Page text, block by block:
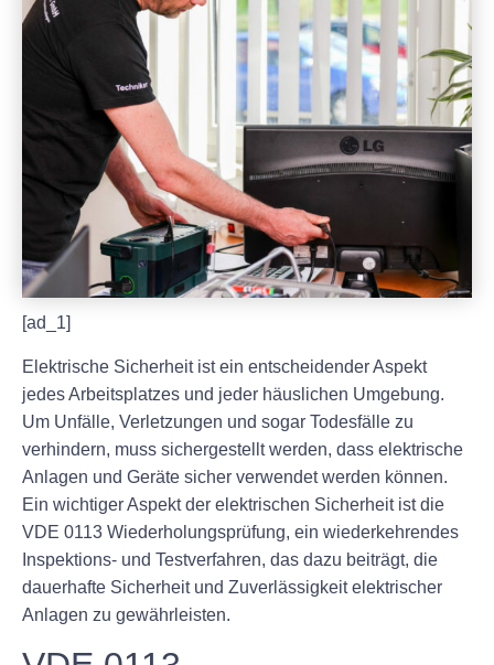
[ad_1]
Elektrische Sicherheit ist ein entscheidender Aspekt
jedes Arbeitsplatzes und jeder häuslichen Umgebung.
Um Unfälle, Verletzungen und sogar Todesfälle zu
verhindern, muss sichergestellt werden, dass elektrische
Anlagen und Geräte sicher verwendet werden können.
Ein wichtiger Aspekt der elektrischen Sicherheit ist die
VDE 0113 Wiederholungsprüfung, ein wiederkehrendes
Inspektions- und Testverfahren, das dazu beiträgt, die
dauerhafte Sicherheit und Zuverlässigkeit elektrischer
Anlagen zu gewährleisten.